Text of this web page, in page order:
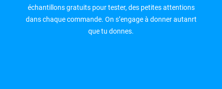
échantillons gratuits pour tester, des petites attentions
dans chaque commande. On s’engage à donner autanrt
que tu donnes.